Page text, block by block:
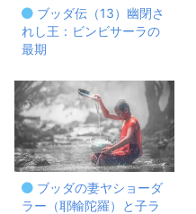
ブッダ伝（13）幽閉さ
れし王：ビンビサーラの
最期
ブッダの妻ヤショーダ
ラー（耶輸陀羅）と子ラ